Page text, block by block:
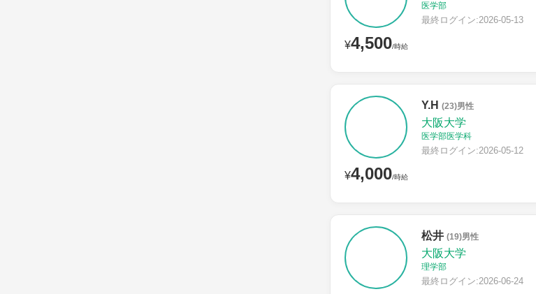
¥4,500/時給
医学部
最終ログイン:2026-05-13
¥4,000/時給
Y.H (23)男性
大阪大学
医学部医学科
最終ログイン:2026-05-12
松井 (19)男性
大阪大学
理学部
最終ログイン:2026-06-24